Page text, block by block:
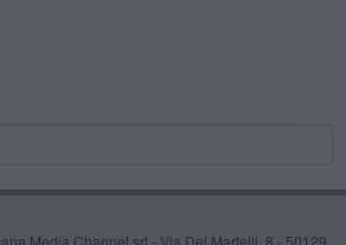
Media Channel srl - Via Dei Martelli, 8 - 50129